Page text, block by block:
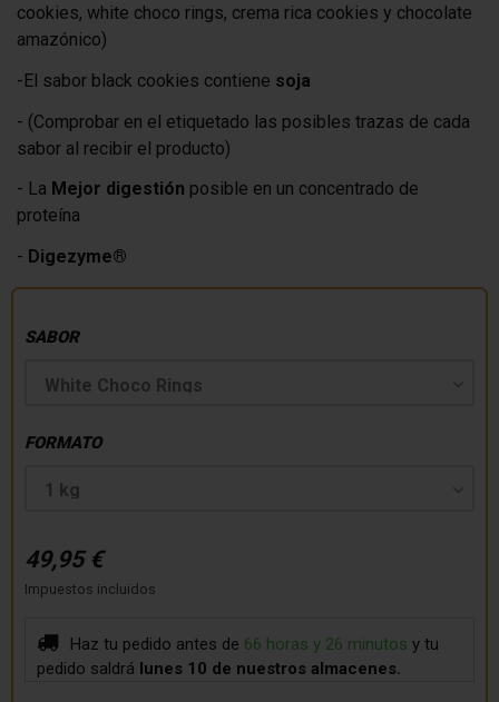
cookies, white choco rings, crema rica cookies y chocolate
amazónico)
-El sabor black cookies contiene soja
- (Comprobar en el etiquetado las posibles trazas de cada
sabor al recibir el producto)
- La Mejor digestión posible en un concentrado de
proteína
- Digezyme®
SABOR
FORMATO
49,95 €
Impuestos incluidos
Haz tu pedido antes de 66 horas y 26 minutos y tu
pedido saldrá lunes 10 de nuestros almacenes.